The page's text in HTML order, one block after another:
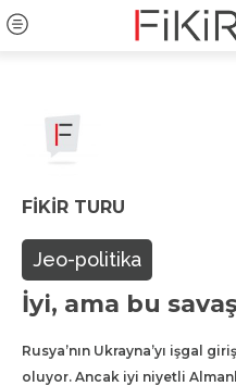
FIKIR TURU
Jeo-politika
İyi, ama bu
Rusya’nın Ukrayna’yı işgal
oluyor. Ancak iyi niyetli